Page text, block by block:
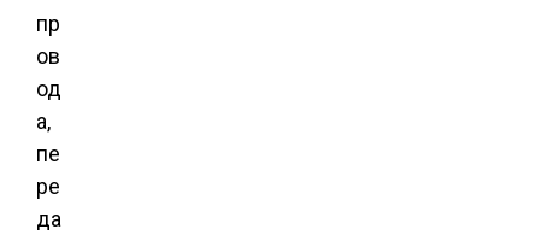
пр
ов
од
а,
пе
ре
да